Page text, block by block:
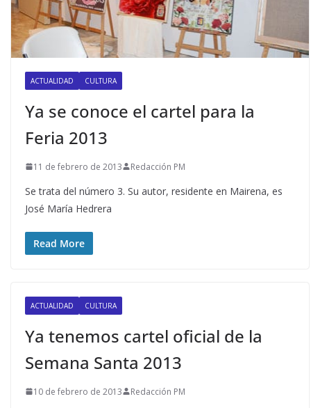
ACTUALIDAD CULTURA
Ya se conoce el cartel para la
Feria 2013
11 de febrero de 2013 Redacción PM
Se trata del número 3. Su autor, residente en Mairena, es
José María Hedrera
Read More
ACTUALIDAD CULTURA
Ya tenemos cartel oficial de la
Semana Santa 2013
10 de febrero de 2013 Redacción PM